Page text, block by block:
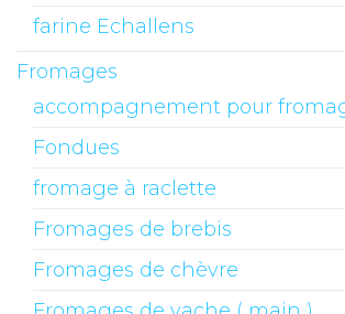
farine Echallens
Fromages
accompagnement pour
Fondues
fromage à raclette
Fromages de brebis
Fromages de chèvre